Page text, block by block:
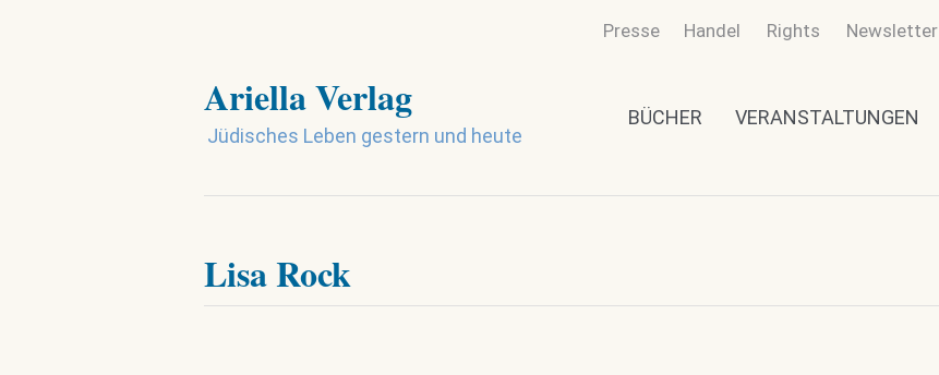
Presse Handel Rights Newsletter
Ariella Verlag
Jüdisches Leben gestern und heute
BÜCHER VERANSTALTUNGEN
Lisa Rock